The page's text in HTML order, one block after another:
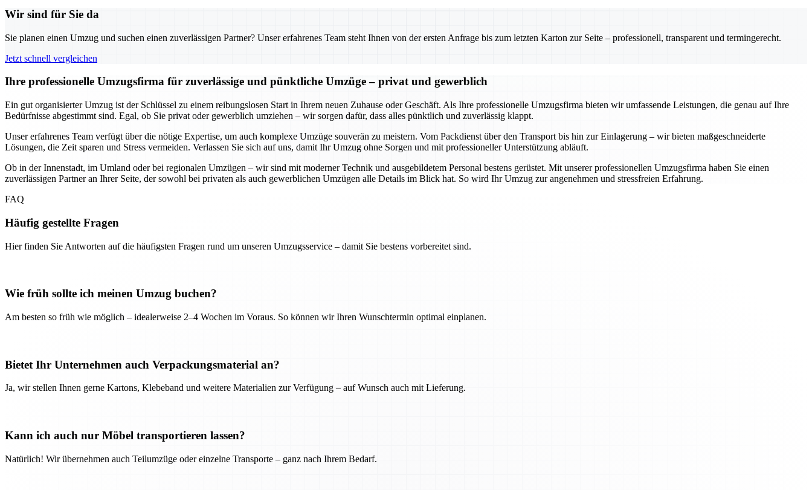
Wir sind für Sie da
Sie planen einen Umzug und suchen einen zuverlässigen Partner? Unser erfahrenes Team steht Ihnen von der ersten Anfrage bis zum letzten Karton zur Seite – professionell, transparent und termingerecht.
Jetzt schnell vergleichen
Ihre professionelle Umzugsfirma für zuverlässige und pünktliche Umzüge – privat und gewerblich
Ein gut organisierter Umzug ist der Schlüssel zu einem reibungslosen Start in Ihrem neuen Zuhause oder Geschäft. Als Ihre professionelle Umzugsfirma bieten wir umfassende Leistungen, die genau auf Ihre
Bedürfnisse abgestimmt sind. Egal, ob Sie privat oder gewerblich umziehen – wir sorgen dafür, dass alles pünktlich und zuverlässig klappt.
Unser erfahrenes Team verfügt über die nötige Expertise, um auch komplexe Umzüge souverän zu meistern. Vom Packdienst über den Transport bis hin zur Einlagerung – wir bieten maßgeschneiderte
Lösungen, die Zeit sparen und Stress vermeiden. Verlassen Sie sich auf uns, damit Ihr Umzug ohne Sorgen und mit professioneller Unterstützung abläuft.
Ob in der Innenstadt, im Umland oder bei regionalen Umzügen – wir sind mit moderner Technik und ausgebildetem Personal bestens gerüstet. Mit unserer professionellen Umzugsfirma haben Sie einen
zuverlässigen Partner an Ihrer Seite, der sowohl bei privaten als auch gewerblichen Umzügen alle Details im Blick hat. So wird Ihr Umzug zur angenehmen und stressfreien Erfahrung.
FAQ
Häufig gestellte Fragen
Hier finden Sie Antworten auf die häufigsten Fragen rund um unseren Umzugsservice – damit Sie bestens vorbereitet sind.
Wie früh sollte ich meinen Umzug buchen?
Am besten so früh wie möglich – idealerweise 2–4 Wochen im Voraus. So können wir Ihren Wunschtermin optimal einplanen.
Bietet Ihr Unternehmen auch Verpackungsmaterial an?
Ja, wir stellen Ihnen gerne Kartons, Klebeband und weitere Materialien zur Verfügung – auf Wunsch auch mit Lieferung.
Kann ich auch nur Möbel transportieren lassen?
Natürlich! Wir übernehmen auch Teilumzüge oder einzelne Transporte – ganz nach Ihrem Bedarf.